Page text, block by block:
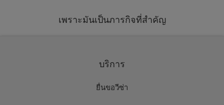
เพราะมันเป็นภารกิจที่สำคัญ
บริการ
ยื่นขอวีซ่า